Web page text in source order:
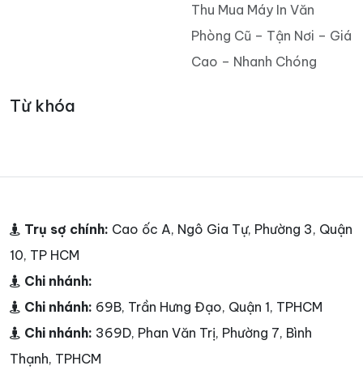
Thu Mua Máy In Văn
Phòng Cũ – Tận Nơi – Giá
Cao – Nhanh Chóng
Từ khóa
Trụ sợ chính: Cao ốc A, Ngô Gia Tự, Phường 3, Quận
10, TP HCM
Chi nhánh:
Chi nhánh: 69B, Trần Hưng Đạo, Quận 1, TPHCM
Chi nhánh: 369D, Phan Văn Trị, Phường 7, Bình
Thạnh, TPHCM